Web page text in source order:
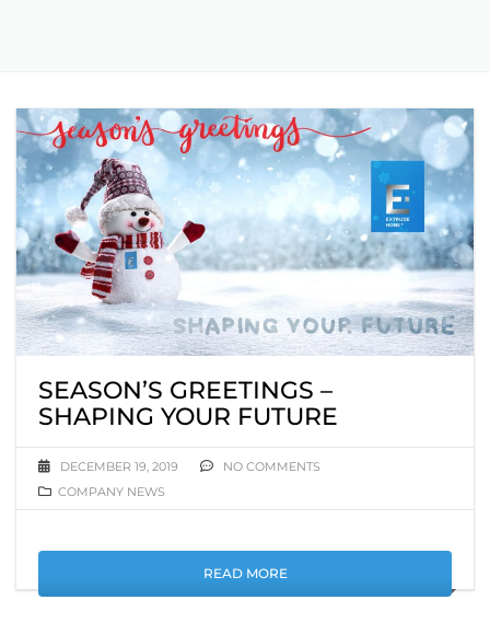
SEASON’S GREETINGS –
SHAPING YOUR FUTURE
DECEMBER 19, 2019
NO COMMENTS
COMPANY NEWS
READ MORE